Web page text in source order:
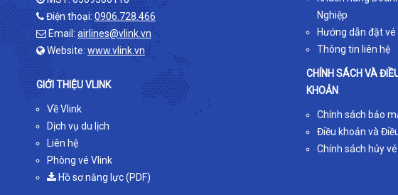
Điện thoại: 0906.728.466
Email: airlines@vlink.vn
Website: www.vlink.vn
GIỚI THIỆU VLINK
Về Vlink
Dịch vụ du lịch
Liên hệ
Phòng vé Vlink
Hồ sơ năng lực (PDF)
Nghiệp
Hướng dẫn đặt vé
Thông tin liên hệ
CHÍNH SÁCH VÀ
KHOẢN
Chính sách bảo
Điều khoản và
Chính sách hủy vé